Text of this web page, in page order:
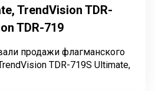
TrendVision TDR-
TDR-719
продажи флагманского
TDR-719S Ultimate,